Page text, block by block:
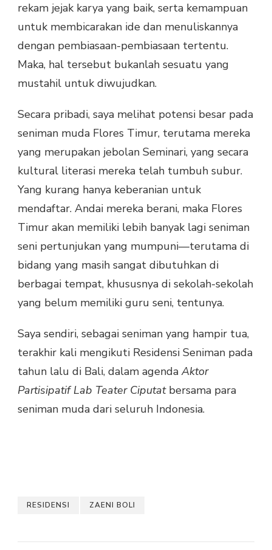
rekam jejak karya yang baik, serta kemampuan
untuk membicarakan ide dan menuliskannya
dengan pembiasaan-pembiasaan tertentu.
Maka, hal tersebut bukanlah sesuatu yang
mustahil untuk diwujudkan.
Secara pribadi, saya melihat potensi besar pada
seniman muda Flores Timur, terutama mereka
yang merupakan jebolan Seminari, yang secara
kultural literasi mereka telah tumbuh subur.
Yang kurang hanya keberanian untuk
mendaftar. Andai mereka berani, maka Flores
Timur akan memiliki lebih banyak lagi seniman
seni pertunjukan yang mumpuni—terutama di
bidang yang masih sangat dibutuhkan di
berbagai tempat, khususnya di sekolah-sekolah
yang belum memiliki guru seni, tentunya.
Saya sendiri, sebagai seniman yang hampir tua,
terakhir kali mengikuti Residensi Seniman pada
tahun lalu di Bali, dalam agenda Aktor
Partisipatif Lab Teater Ciputatbersama para
seniman muda dari seluruh Indonesia.
RESIDENSI ZAENI BOLI